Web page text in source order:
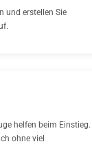
und erstellen Sie
helfen beim Einstieg.
ohne viel